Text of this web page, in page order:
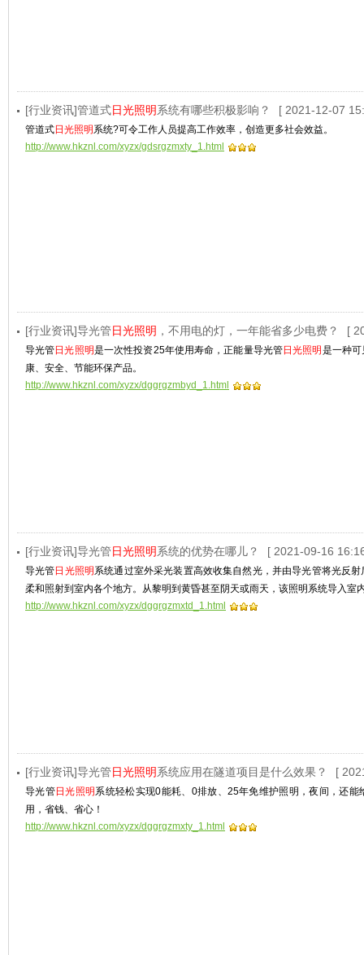
[行业资讯]管道式日光照明系统有哪些积极影响？ [ 2021-12-07
管道式日光照明 系统?可令工作人员提高工作效率，创造更多社会效益。
http://www.hkznl.com/xyzx/gdsrgzmxty_1.html
[行业资讯]导光管日光照明 ，不用电的灯，一年能省多少电费？ [
导光管日光照明是一次性投资25年使用寿命，正能量导光管日光照明 是一种
康、安全、节能环保产品。
http://www.hkznl.com/xyzx/dggrgzmbyd_1.html
[行业资讯]导光管日光照明系统的优势在哪儿？ [ 2021-09-16
导光管日光照明 系统通过室外采光装置高效收集自然光，并由导光管将光反
柔和照射到室内各个地方。从黎明到黄昏甚至阴天或雨天，该照明系统导入室
http://www.hkznl.com/xyzx/dggrgzmxtd_1.html
[行业资讯]导光管日光照明系统应用在隧道项目是什么效果？ [
导光管日光照明 系统轻松实现0能耗、0排放、25年免维护照明，夜间，还能
用，省钱、省心！
http://www.hkznl.com/xyzx/dggrgzmxty_1.html